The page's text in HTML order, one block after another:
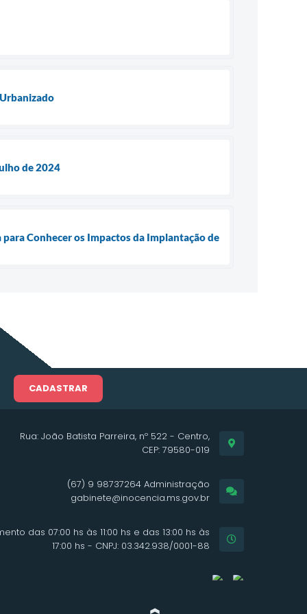
de 2024
Conhecer os Impactos da Implantação de
CADASTRAR
Rua: João Batista Parreira, nº 522 - Centro,
CEP: 79580-019
(67) 9 98737264 Administração
gabinete@inocencia.ms.gov.br
das 07:00 hs às 11:00 hs e das 13:00 hs às
17:00 hs - CNPJ: 03.342.938/0001-88